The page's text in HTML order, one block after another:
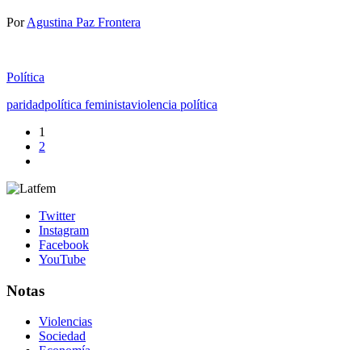
PorAgustina Paz Frontera
Política
paridadpolítica feministaviolencia política
1
2
Twitter
Instagram
Facebook
YouTube
Notas
Violencias
Sociedad